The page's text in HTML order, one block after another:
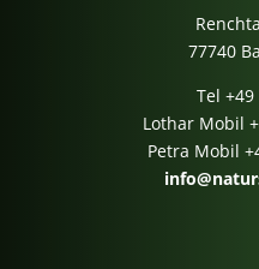
77740
Tel +49
Lothar Mobil
Petra Mobil